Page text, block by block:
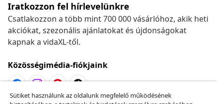
Iratkozzon fel hírlevelünkre
Csatlakozzon a több mint 700 000 vásárlóhoz, akik heti
akciókat, szezonális ajánlatokat és újdonságokat
kapnak a vidaXL-től.
Közösségimédia-fiókjaink
Sütiket használunk az oldalunk megfelelő működésének